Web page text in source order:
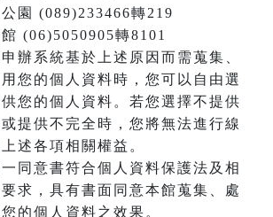
園 (089)233466轉219
(06)5050905轉8101
辦系統基於上述原因而需蒐集、
您的個人資料時，您可以自由選
您的個人資料。若您選擇不提供
提供不完全時，您將無法進行線
上述各項相關權益。
同意書符合個人資料保護法及相
求，具有書面同意本館蒐集、處
的個人資料之效果。